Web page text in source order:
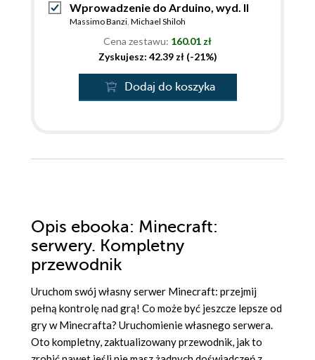
Wprowadzenie do Arduino, wyd. II
Massimo Banzi, Michael Shiloh
Cena zestawu: 160.01 zł
Zyskujesz: 42.39 zł (-21%)
Dodaj do koszyka
Opis ebooka: Minecraft:
serwery. Kompletny
przewodnik
Uruchom swój własny serwer Minecraft: przejmij
pełną kontrolę nad grą! Co może być jeszcze lepsze od
gry w Minecrafta? Uruchomienie własnego serwera.
Oto kompletny, zaktualizowany przewodnik, jak to